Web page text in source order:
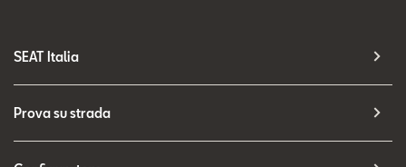
SEAT Italia
Prova su strada